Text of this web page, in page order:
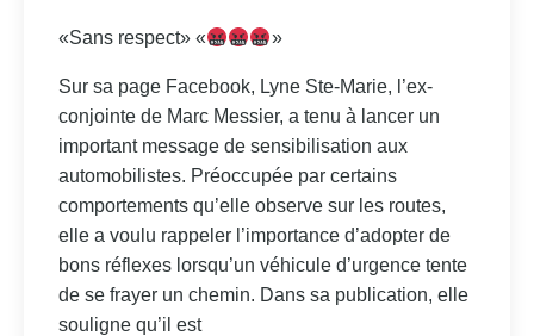
«Sans respect» « »
Sur sa page Facebook, Lyne Ste-Marie, l’ex-
conjointe de Marc Messier, a tenu à lancer un
important message de sensibilisation aux
automobilistes. Préoccupée par certains
comportements qu’elle observe sur les routes,
elle a voulu rappeler l’importance d’adopter de
bons réflexes lorsqu’un véhicule d’urgence tente
de se frayer un chemin. Dans sa publication, elle
souligne qu’il est